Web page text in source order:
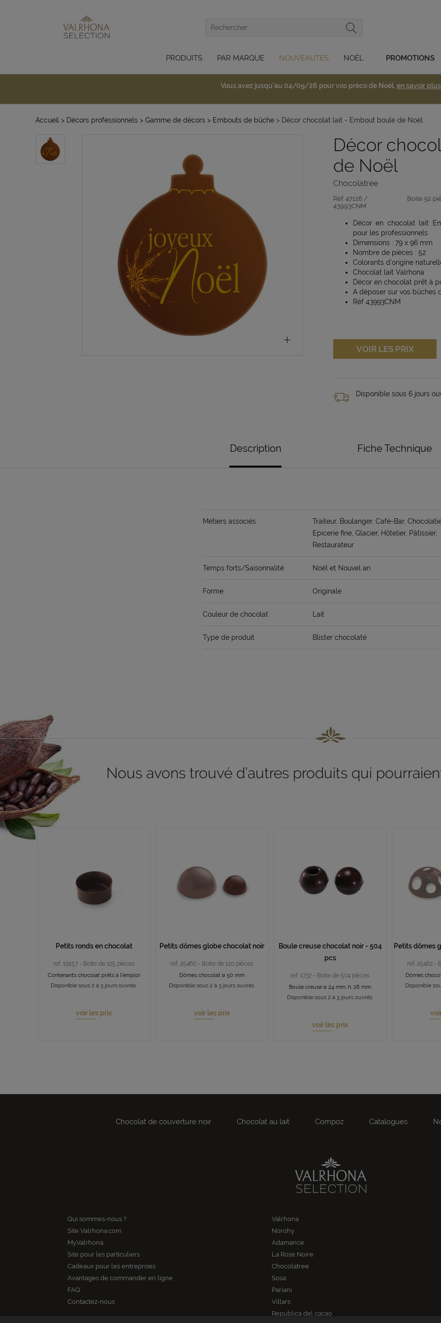
PRODUITS PAR MARQUE NOUVEAUTÉS NOËL PROMOTIONS
Vous avez jusqu'au 04/09/26 pour vos préco de Noël, en savoir plus
Accueil > Décors professionnels > Gamme de décors > Embouts de bûche > Décor chocolat lait - Embout boule de Noël
Décor
de Noël
Chocolatree
Réf: 47116 /
43993CNM
Boite 52
Décor en chocolat lait
pour les professionnels
Dimensions : 79 x 96 mm
Nombre de pièces : 52
Colorants d'origine
Chocolat lait Valrhona
Décor en chocolat prêt à
A déposer sur vos bûches
Réf 43993CNM
VOIR LES PRIX
Disponible sous 6 jours
Description Fiche Technique
Métiers associés
Traiteur, Boulanger, Café-Bar,
Epicerie fine, Glacier, Hôtelier, Pâtissier,
Restaurateur
Temps forts/Saisonnalité Noël et Nouvel an
Forme Originale
Couleur de chocolat Lait
Type de produit Blister chocolaté
Nous avons trouvé d’autres produits qui
Petits ronds en chocolat
ref. 19157 - Boite de 125 pièces
Contenants chocolat prêts à l'emploi
Disponible sous 2 à 3 jours ouvrés.
voir les prix
Petits dômes globe chocolat noir
ref. 25460 - Boite de 120 pièces
Dômes chocolat ø 50 mm
Disponible sous 2 à 3 jours ouvrés.
voir les prix
Boule creuse chocolat noir - 504
pcs
ref. 1732 - Boite de 504 pièces
Boule creuse ø 24 mm, h. 26 mm
Disponible sous 2 à 3 jours ouvrés.
voir les prix
Petits dômes
ref. 25462 -
Dômes
Disponible
Chocolat de couverture noir Chocolat au lait Compoz Catalogues
Qui sommes-nous ?
Site Valrhona.com
MyValrhona
Site pour les particuliers
Cadeaux pour les entreprises
Avantages de commander en ligne
FAQ
Contactez-nous
Valrhona
Norohy
Adamance
La Rose Noire
Chocolatree
Sosa
Pariani
Villars
Republica del cacao